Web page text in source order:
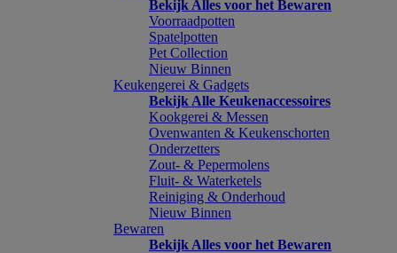
Bekijk Alles voor het Bewaren
Voorraadpotten
Spatelpotten
Pet Collection
Nieuw Binnen
Keukengerei & Gadgets
Bekijk Alle Keukenaccessoires
Kookgerei & Messen
Ovenwanten & Keukenschorten
Onderzetters
Zout- & Pepermolens
Fluit- & Waterketels
Reiniging & Onderhoud
Nieuw Binnen
Bewaren
Bekijk Alles voor het Bewaren